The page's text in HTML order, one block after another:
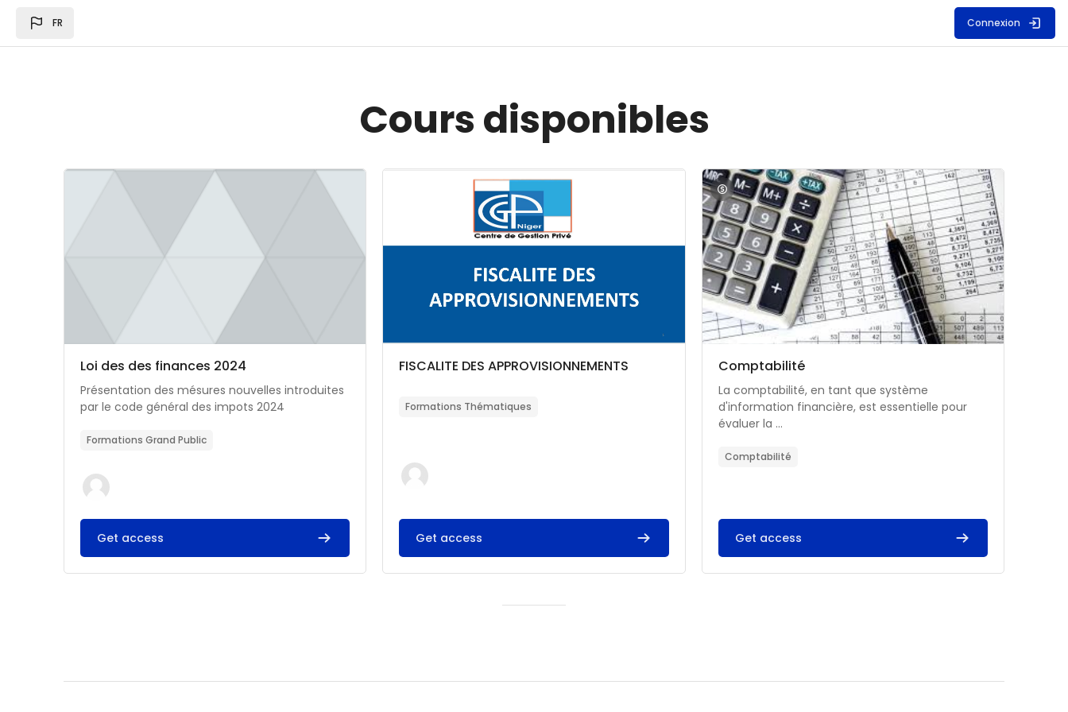
FR Connexion
Cours disponibles
Image du cours Loi des des finances 2024
Catégorie de cours
Nom du cours
Loi des des finances 2024
Résumé du cours :
Présentation des mésures nouvelles introduites
par le code général des impots 2024
Formations Grand Public
Get access
Image du cours FISCALITE DES APPROVISIONNEMENTS
Catégorie de cours
Nom du cours
FISCALITE DES APPROVISIONNEMENTS
Formations Thématiques
Get access
Image du cours Comptabilité
Catégorie de cours
Nom du cours
Comptabilité
Résumé du cours :
La comptabilité, en tant que système
d'information financière, est essentielle pour
évaluer la ...
Comptabilité
Get access